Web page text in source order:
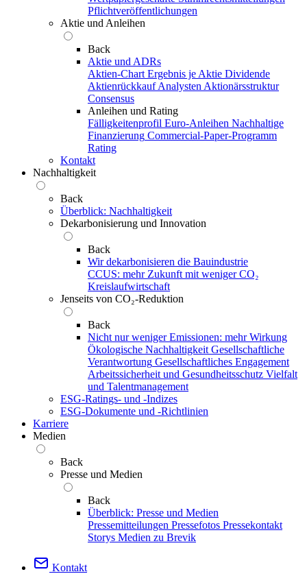
Pflichtveröffentlichungen
Aktie und Anleihen
Back
Aktie und ADRs
Aktien-Chart Ergebnis je Aktie Dividende
Aktienrückkauf Analysten Aktionärsstruktur
Consensus
Anleihen und Rating
Fälligkeitenprofil Euro-Anleihen Nachhaltige
Finanzierung Commercial-Paper-Programm
Rating
Kontakt
Nachhaltigkeit
Back
Überblick: Nachhaltigkeit
Dekarbonisierung und Innovation
Back
Wir dekarbonisieren die Bauindustrie
CCUS: mehr Zukunft mit weniger CO₂
Kreislaufwirtschaft
Jenseits von CO₂-Reduktion
Back
Nicht nur weniger Emissionen: mehr Wirkung
Ökologische Nachhaltigkeit Gesellschaftliche
Verantwortung Gesellschaftliches Engagement
Arbeitssicherheit und Gesundheitsschutz Vielfalt
und Talentmanagement
ESG-Ratings- und ‑Indizes
ESG-Dokumente und ‑Richtlinien
Karriere
Medien
Back
Presse und Medien
Back
Überblick: Presse und Medien
Pressemitteilungen Pressefotos Pressekontakt
Storys Medien zu Brevik
Kontakt